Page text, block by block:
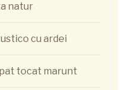
natur
cu ardei
tocat marunt